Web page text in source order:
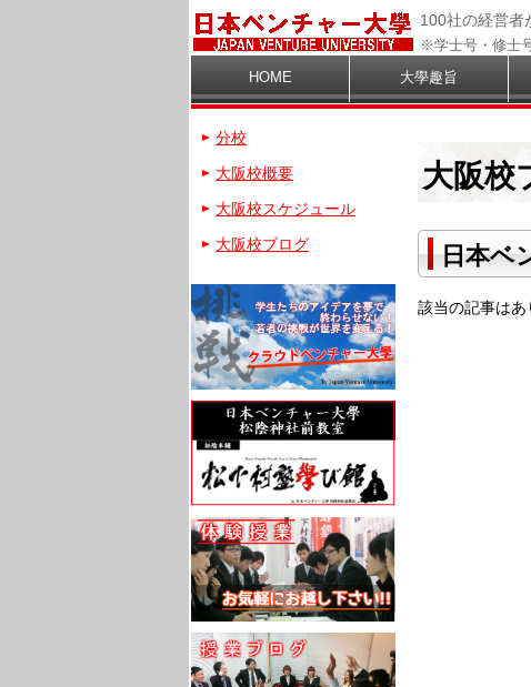
100社の経営者
※学士号・修士
HOME 大學趣旨
大阪校
日本ベ
該当の記事はあ
分校
大阪校概要
大阪校スケジュール
大阪校ブログ